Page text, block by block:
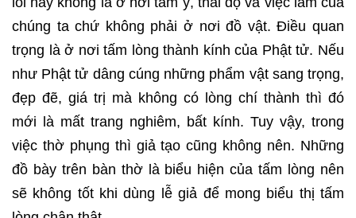
chúng ta chứ không phải ở nơi đồ vật. Điều quan
trọng là ở nơi tấm lòng thành kính của Phật tử. Nếu
như Phật tử dâng cúng những phẩm vật sang trọng,
đẹp đẽ, giá trị mà không có lòng chí thành thì đó
mới là mất trang nghiêm, bất kính. Tuy vậy, trong
việc thờ phụng thì giả tạo cũng không nên. Những
đồ bày trên bàn thờ là biểu hiện của tấm lòng nên
sẽ không tốt khi dùng lễ giả để mong biểu thị tấm